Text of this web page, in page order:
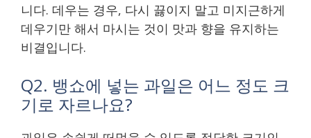
니다. 데우는 경우, 다시 끓이지 말고 미지근하게
데우기만 해서 마시는 것이 맛과 향을 유지하는
비결입니다.
Q2. 뱅쇼에 넣는 과일은 어느 정도 크
기로 자르나요?